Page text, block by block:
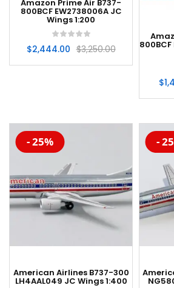
Amazon Prime Air B737-
800BCF EW2738006A JC
Wings 1:200
$3,250.00
$2,444.00
$
-20%
- 25%
American Airlines B737-300
LH4AAL049 JC Wings 1:400
--